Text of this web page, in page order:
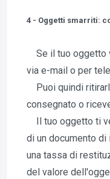
4 - Oggetti smarriti:
Se il tuo oggetto
via e-mail o per
Puoi quindi
consegnato o
Il tuo oggetto ti
di un documento
una tassa di
del valore